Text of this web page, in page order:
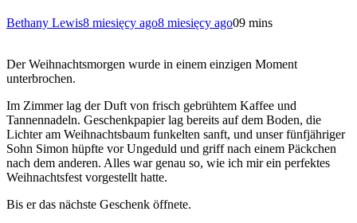
Bethany Lewis8 miesięcy ago8 miesięcy ago09 mins
Der Weihnachtsmorgen wurde in einem einzigen Moment
unterbrochen.
Im Zimmer lag der Duft von frisch gebrühtem Kaffee und
Tannennadeln. Geschenkpapier lag bereits auf dem Boden, die
Lichter am Weihnachtsbaum funkelten sanft, und unser fünfjähriger
Sohn Simon hüpfte vor Ungeduld und griff nach einem Päckchen
nach dem anderen. Alles war genau so, wie ich mir ein perfektes
Weihnachtsfest vorgestellt hatte.
Bis er das nächste Geschenk öffnete.